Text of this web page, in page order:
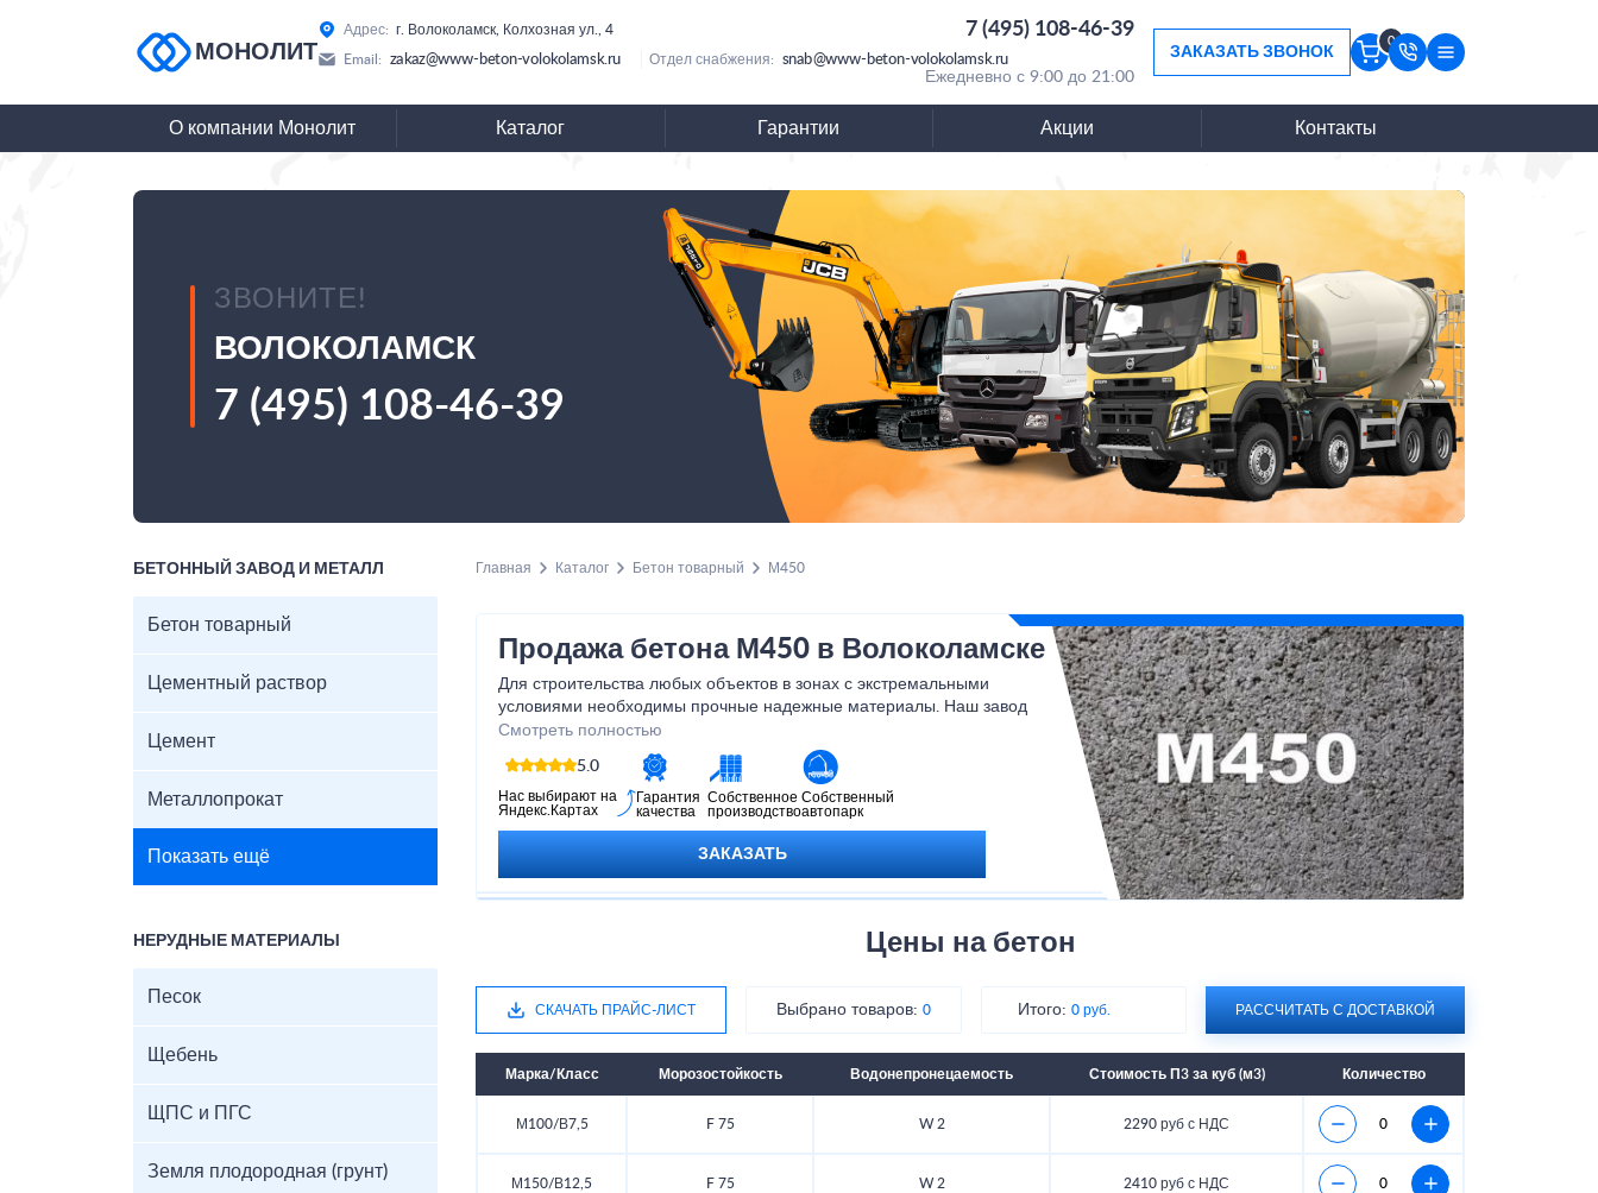
МОНОЛИТ
Адрес: г. Волоколамск, Колхозная ул., 4 7 (495) 108-46-39
Email: zakaz@www-beton-volokolamsk.ru Отдел снабжения: snab@www-beton-volokolamsk.ru
Ежедневно с 9:00 до 21:00
ЗАКАЗАТЬ ЗВОНОК
0
О компании Монолит Каталог Гарантии Акции Контакты
ЗВОНИТЕ!
ВОЛОКОЛАМСК
7 (495) 108-46-39
БЕТОННЫЙ ЗАВОД И МЕТАЛЛ
Бетон товарный
Цементный раствор
Цемент
Металлопрокат
Показать ещё
НЕРУДНЫЕ МАТЕРИАЛЫ
Песок
Щебень
ЩПС и ПГС
Земля плодородная (грунт)
Главная Каталог Бетон товарный М450
Продажа бетона М450 в Волоколамске
Для строительства любых объектов в зонах с экстремальными
условиями необходимы прочные надежные материалы. Наш завод
предлагает приобрести бетон М450 В35 по цене производителя,
благодаря которому любое здание сможет выдержать высокие
нагрузки.
Смотреть полностью
5.0
Нас выбирают на
Яндекс.Картах
Гарантия
качества
Собственное
производство
Собственный
автопарк
ЗАКАЗАТЬ
Цены на бетон
СКАЧАТЬ ПРАЙС-ЛИСТ Выбрано товаров: 0 Итого:0 руб. РАССЧИТАТЬ С ДОСТАВКОЙ
Марка/Класс Морозостойкость Водонепронецаемость Стоимость П3 за куб (м3) Количество
М100/В7,5 F 75 W 2 2290 руб с НДС
М150/В12,5 F 75 W 2 2410 руб с НДС